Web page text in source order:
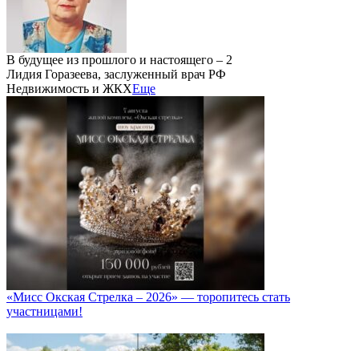
В будущее из прошлого и настоящего – 2
Лидия Горазеева, заслуженный врач РФ
Недвижимость и ЖКХЕще
«Мисс Окская Стрелка – 2026» — торопитесь стать
участницами!